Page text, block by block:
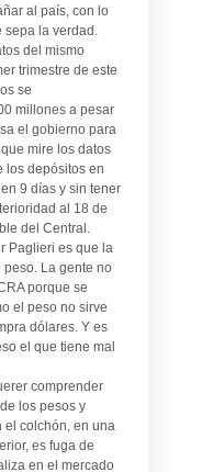
al país, con lo
la verdad.
del mismo
trimestre de este
se
millones a pesar
el gobierno para
mire los datos
los depósitos en
9 días y sin tener
al 18 de
del Central.
Paglieri es que la
La gente no
porque se
el peso no sirve
dólares. Y es
el que tiene mal
comprender
los pesos y
el colchón, en una
es fuga de
en el mercado